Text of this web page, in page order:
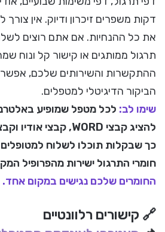
דקות משפרים זיכרון ודיוק. אין
את כל ההנחיות. אם אתם רוצים
תרגול ממותגים או קישור קל ונוח
ההתקשרות והשירותים שלכם, אפשר
הביקור הדיגיטלי למטפלים.
שימו לב: לכל מטפל שמופיע
כך שבקלות תוכלו לשלוח
חומרי התרגול ישירות מהפרופיל
החומרים שלכם נגישים במקום אחד.
🔗 קישורים רלוונטיים